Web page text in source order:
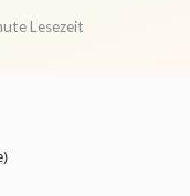
Lesezeit